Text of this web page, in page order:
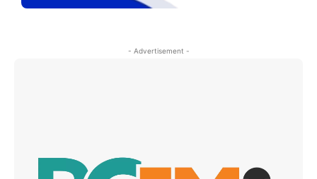
- Advertisement -